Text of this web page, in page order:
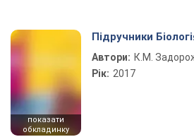
показати
обкладинку
Підручники
Автори: К.М.
Рік: 2017